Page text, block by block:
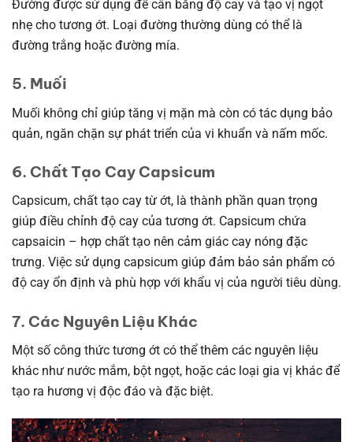
Đường được sử dụng để cân bằng độ cay và tạo vị ngọt
nhẹ cho tương ớt. Loại đường thường dùng có thể là
đường trắng hoặc đường mía.
5. Muối
Muối không chỉ giúp tăng vị mặn mà còn có tác dụng bảo
quản, ngăn chặn sự phát triển của vi khuẩn và nấm mốc.
6. Chất Tạo Cay Capsicum
Capsicum, chất tạo cay từ ớt, là thành phần quan trọng
giúp điều chỉnh độ cay của tương ớt. Capsicum chứa
capsaicin – hợp chất tạo nên cảm giác cay nóng đặc
trưng. Việc sử dụng capsicum giúp đảm bảo sản phẩm có
độ cay ổn định và phù hợp với khẩu vị của người tiêu dùng.
7. Các Nguyên Liệu Khác
Một số công thức tương ớt có thể thêm các nguyên liệu
khác như nước mắm, bột ngọt, hoặc các loại gia vị khác để
tạo ra hương vị độc đáo và đặc biệt.